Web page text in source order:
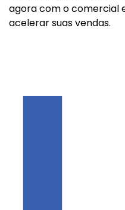
agora com o comercial
acelerar suas vendas.